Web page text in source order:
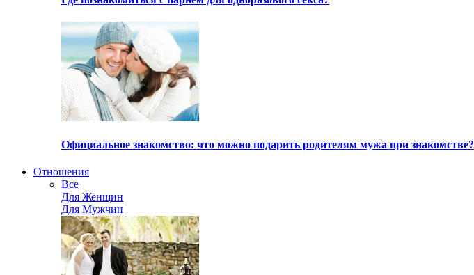
Официальное знакомство: что можно подарить родителям мужа при знакомстве?
Отношения
Все
Для Женщин
Для Мужчин